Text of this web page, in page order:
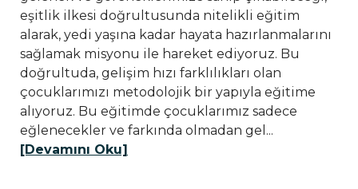
eşitlik ilkesi doğrultusunda nitelikli eğitim
alarak, yedi yaşına kadar hayata hazırlanmalarını
sağlamak misyonu ile hareket ediyoruz. Bu
doğrultuda, gelişim hızı farklılıkları olan
çocuklarımızı metodolojik bir yapıyla eğitime
alıyoruz. Bu eğitimde çocuklarımız sadece
eğlenecekler ve farkında olmadan gel...
[Devamını Oku]